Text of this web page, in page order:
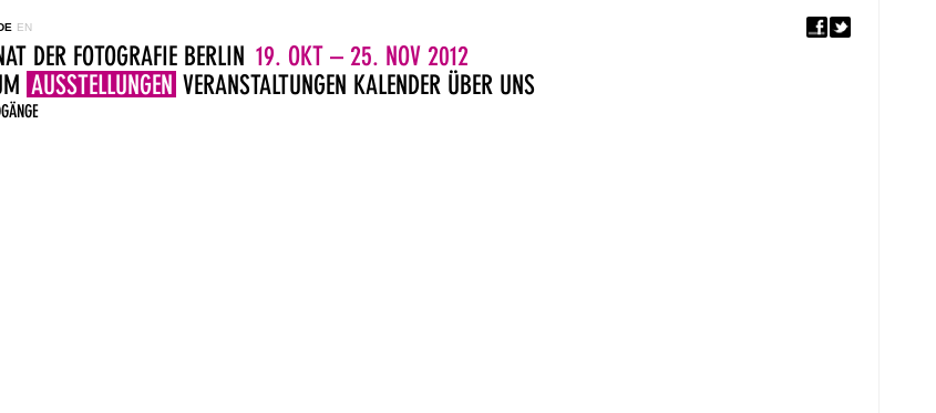
EN 5. EUROPÄISCHER
DER FOTOGRAFIE BERLIN 19. OKT – 25. NOV 2012
AUSSTELLUNGEN VERANSTALTUNGEN KALENDER ÜBER UNS